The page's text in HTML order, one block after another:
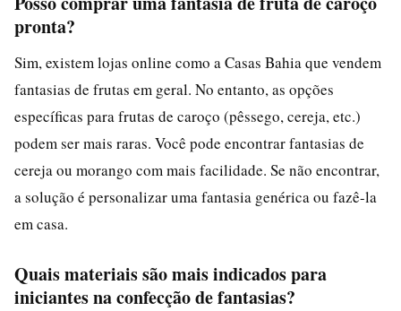
pronta?
Sim, existem lojas online como a Casas Bahia que vendem
fantasias de frutas em geral. No entanto, as opções
específicas para frutas de caroço (pêssego, cereja, etc.)
podem ser mais raras. Você pode encontrar fantasias de
cereja ou morango com mais facilidade. Se não encontrar,
a solução é personalizar uma fantasia genérica ou fazê-la
em casa.
Quais materiais são mais indicados para
iniciantes na confecção de fantasias?